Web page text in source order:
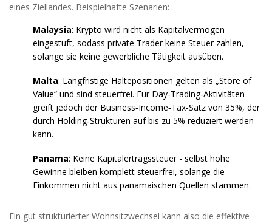
eines Ziellandes. Beispielhafte Szenarien:
Malaysia: Krypto wird nicht als Kapitalvermögen
eingestuft, sodass private Trader keine Steuer zahlen,
solange sie keine gewerbliche Tätigkeit ausüben.
Malta: Langfristige Haltepositionen gelten als „Store of
Value“ und sind steuerfrei. Für Day‑Trading‑Aktivitäten
greift jedoch der Business‑Income‑Tax‑Satz von 35%, der
durch Holding‑Strukturen auf bis zu 5% reduziert werden
kann.
Panama: Keine Kapitalertragssteuer - selbst hohe
Gewinne bleiben komplett steuerfrei, solange die
Einkommen nicht aus panamaischen Quellen stammen.
Ein gut strukturierter Wohnsitzwechsel kann also die effektive